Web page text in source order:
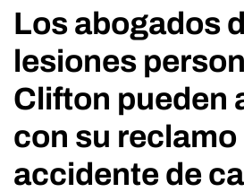
Los abogados
lesiones
Clifton pueden
con su reclamo
accidente de